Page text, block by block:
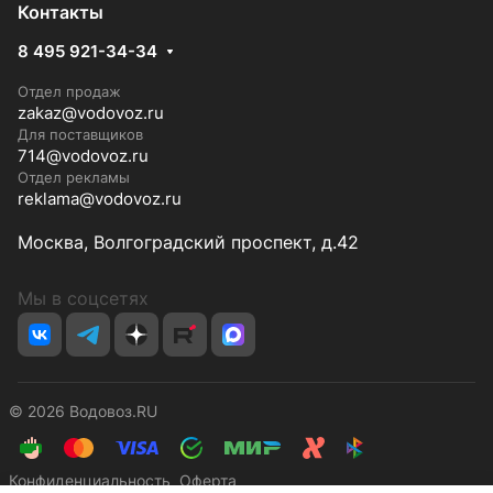
Контакты
8 495 921-34-34
Отдел продаж
zakaz@vodovoz.ru
Для поставщиков
714@vodovoz.ru
Отдел рекламы
reklama@vodovoz.ru
Москва, Волгоградский проспект, д.42
Мы в соцсетях
© 2026 Водовоз.RU
Конфиденциальность Оферта